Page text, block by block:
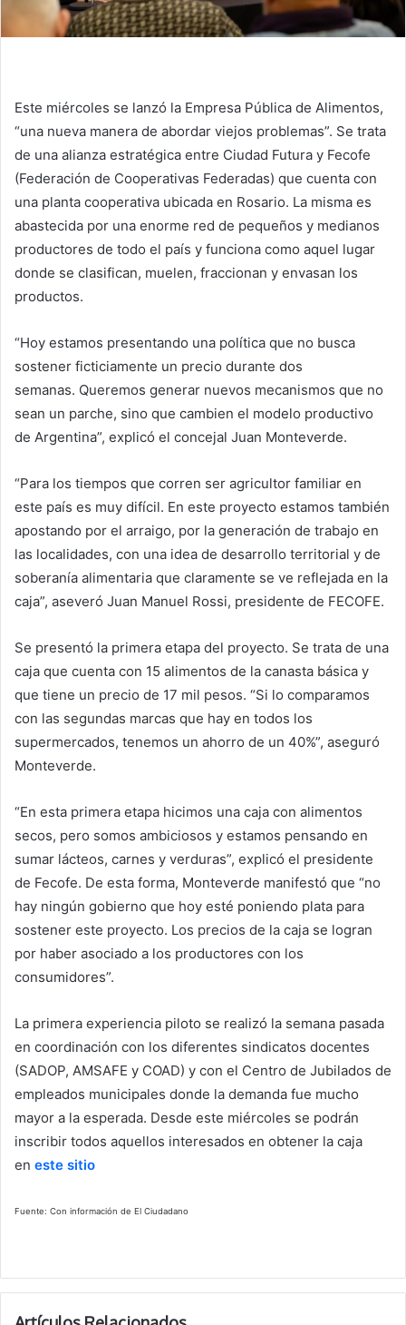
Este miércoles se lanzó la Empresa Pública de Alimentos,
“una nueva manera de abordar viejos problemas”. Se trata
de una alianza estratégica entre Ciudad Futura y Fecofe
(Federación de Cooperativas Federadas) que cuenta con
una planta cooperativa ubicada en Rosario. La misma es
abastecida por una enorme red de pequeños y medianos
productores de todo el país y funciona como aquel lugar
donde se clasifican, muelen, fraccionan y envasan los
productos.
“Hoy estamos presentando una política que no busca
sostener ficticiamente un precio durante dos
semanas. Queremos generar nuevos mecanismos que no
sean un parche, sino que cambien el modelo productivo
de Argentina”, explicó el concejal Juan Monteverde.
“Para los tiempos que corren ser agricultor familiar en
este país es muy difícil. En este proyecto estamos también
apostando por el arraigo, por la generación de trabajo en
las localidades, con una idea de desarrollo territorial y de
soberanía alimentaria que claramente se ve reflejada en la
caja”, aseveró Juan Manuel Rossi, presidente de FECOFE.
Se presentó la primera etapa del proyecto. Se trata de una
caja que cuenta con 15 alimentos de la canasta básica y
que tiene un precio de 17 mil pesos. “Si lo comparamos
con las segundas marcas que hay en todos los
supermercados, tenemos un ahorro de un 40%”, aseguró
Monteverde.
“En esta primera etapa hicimos una caja con alimentos
secos, pero somos ambiciosos y estamos pensando en
sumar lácteos, carnes y verduras”, explicó el presidente
de Fecofe. De esta forma, Monteverde manifestó que “no
hay ningún gobierno que hoy esté poniendo plata para
sostener este proyecto. Los precios de la caja se logran
por haber asociado a los productores con los
consumidores”.
La primera experiencia piloto se realizó la semana pasada
en coordinación con los diferentes sindicatos docentes
(SADOP, AMSAFE y COAD) y con el Centro de Jubilados de
empleados municipales donde la demanda fue mucho
mayor a la esperada. Desde este miércoles se podrán
inscribir todos aquellos interesados en obtener la caja
en este sitio
Fuente: Con información de El Ciudadano